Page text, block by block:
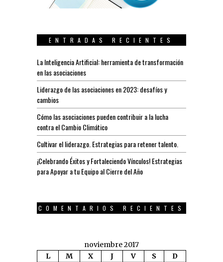
ENTRADAS RECIENTES
La Inteligencia Artificial: herramienta de transformación
en las asociaciones
Liderazgo de las asociaciones en 2023: desafíos y
cambios
Cómo las asociaciones pueden contribuir a la lucha
contra el Cambio Climático
Cultivar el liderazgo. Estrategias para retener talento.
¡Celebrando Éxitos y Fortaleciendo Vínculos! Estrategias
para Apoyar a tu Equipo al Cierre del Año
COMENTARIOS RECIENTES
noviembre 2017
L
M X J V S D